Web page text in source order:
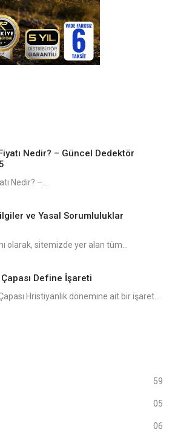
Nedir? – Güncel Dedektör
Nedir? –...
ve Yasal Sorumluluklar
olarak, sitemizde yer alan tüm...
Define İşareti
Hristiyanlık dönemine ait bir işaret...
59
05
06